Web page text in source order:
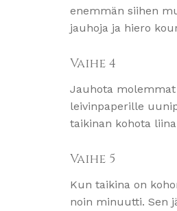
enemmän siihen
jauhoja ja hiero
Vaihe 4
Jauhota molemmat
leivinpaperille
taikinan kohota
Vaihe 5
Kun taikina on
noin minuutti. Sen